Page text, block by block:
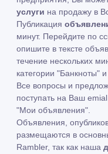
услуги на продажу в
Публикация
минут. Перейдите по
опишите в тексте
течение нескольких
категории "Банкноты"
Все вопросы и
поступать на Ваш
"Мои объявления".
Объявления,
размещаются в
Rambler, так как наша